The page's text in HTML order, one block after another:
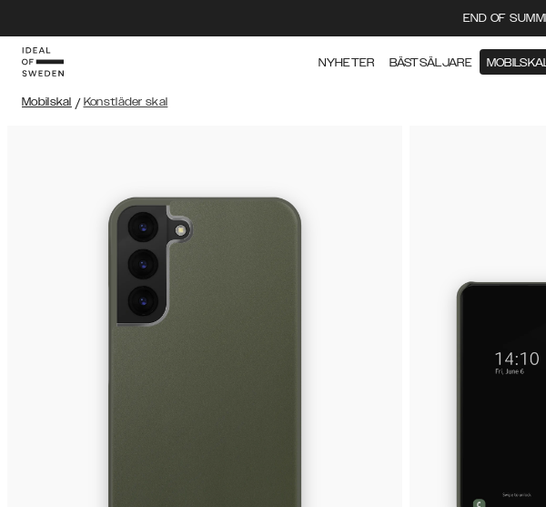
END OF
NYHETER BÄSTSÄLJARE
Mobilskal / Konstläder skal